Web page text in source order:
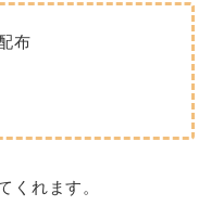
布
くれます。